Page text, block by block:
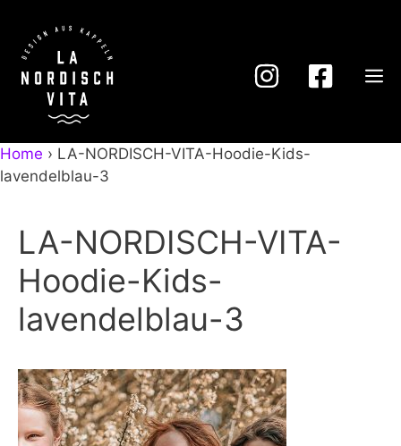
Inhalt
springen
Home › LA-NORDISCH-VITA-Hoodie-Kids-
lavendelblau-3
LA-NORDISCH-VITA-
Hoodie-Kids-
lavendelblau-3